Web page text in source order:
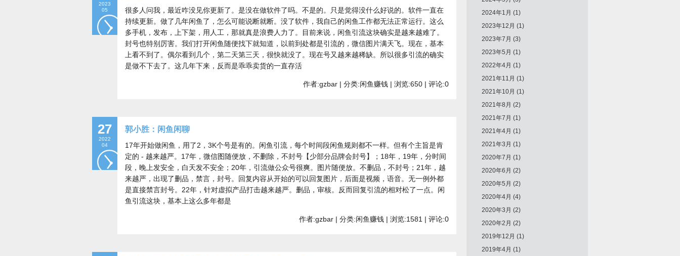
2023
05
很多人问我，最近咋没见你更新了。是没在做软件了吗。不是的。只是觉得没什么好说的。软件一直在
持续更新。做了几年闲鱼了，怎么可能说断就断。没了软件，我自己的闲鱼工作都无法正常运行。这么
多手机，发布，上下架，用人工，那就真是浪费人力了。目前来说，闲鱼引流这块确实是越来越难了。
封号也特别厉害。我们打开闲鱼随便找下就知道，以前到处都是引流的，微信图片满天飞。现在，基本
上看不到了。偶尔看到几个，第二天第三天，很快就没了。现在号又越来越稀缺。所以很多引流的确实
是做不下去了。这几年下来，反而是乖乖卖货的一直存活
作者:gzbar | 分类:闲鱼赚钱 | 浏览:650 | 评论:0
27
2022
04
郭小胜：闲鱼闲聊
17年开始做闲鱼，用了2，3K个号是有的。闲鱼引流，每个时间段闲鱼规则都不一样。但有个主旨是肯
定的 - 越来越严。17年，微信图随便放，不删除，不封号【少部分品牌会封号】；18年，19年，分时间
段，晚上发安全，白天发不安全；20年，引流做公众号很爽。图片随便放。不删品，不封号；21年，越
来越严，出现了删品，禁言，封号。回复内容从开始的可以回复图片，后面是视频，语音。无一例外都
是直接禁言封号。22年，针对虚拟产品打击越来越严。删品，审核。反而回复引流的相对松了一点。闲
鱼引流这块，基本上这么多年都是
作者:gzbar | 分类:闲鱼赚钱 | 浏览:1581 | 评论:0
2024年1月 (1)
2023年12月 (1)
2023年7月 (3)
2023年5月 (1)
2022年4月 (1)
2021年11月 (1)
2021年10月 (1)
2021年8月 (2)
2021年7月 (1)
2021年4月 (1)
2021年3月 (1)
2020年7月 (1)
2020年6月 (2)
2020年5月 (2)
2020年4月 (4)
2020年3月 (2)
2020年2月 (2)
2019年12月 (1)
2019年4月 (1)